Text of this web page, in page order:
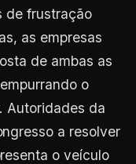
de frustração
as empresas
de ambas as
o
Autoridades da
a resolver
o veículo